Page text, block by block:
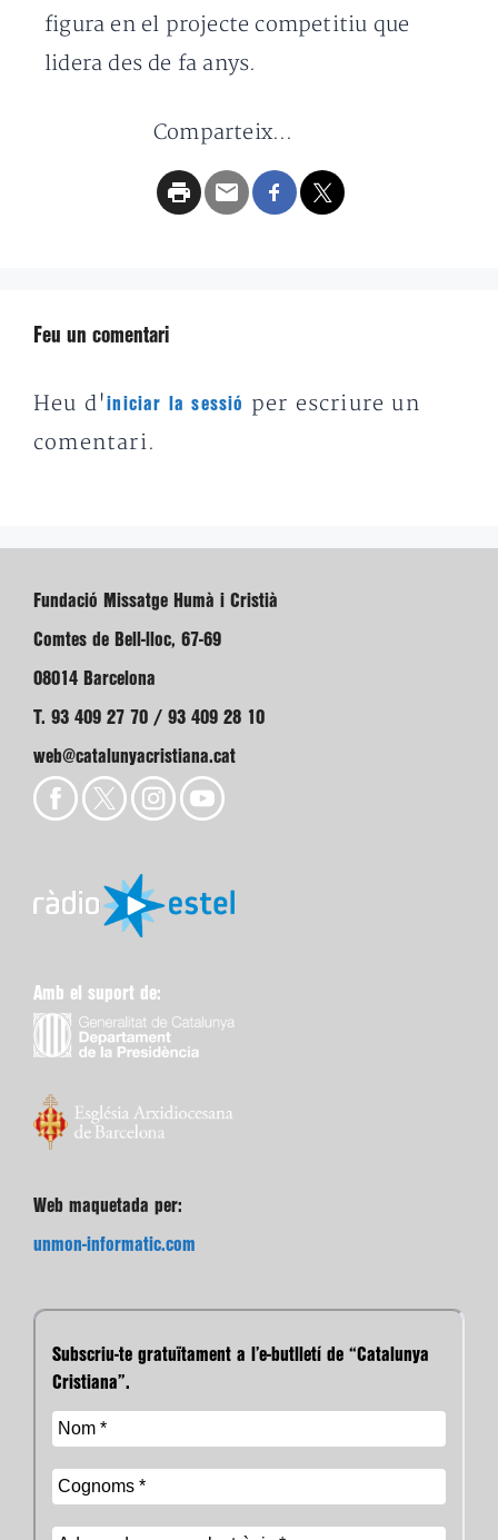
figura en el projecte competitiu que
lidera des de fa anys.
Comparteix...
Feu un comentari
Heu d'iniciar la sessió
per escriure un
comentari.
Fundació Missatge Humà i Cristià
Comtes de Bell-lloc, 67-69
08014 Barcelona
T. 93 409 27 70 / 93 409 28 10
web@catalunyacristiana.cat
Amb el suport de:
Web maquetada per:
unmon-informatic.com
Subscriu-te gratuïtament a l’e-butlletí de “Catalunya
Cristiana”.